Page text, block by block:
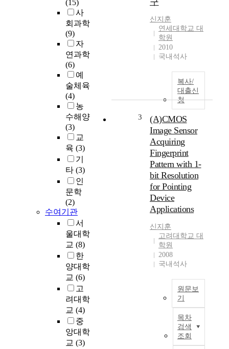
(15)
사
회과학
(9)
자
연과학
(6)
예
술체육
(4)
농
수해양
(3)
교
육 (3)
기
타 (3)
인
문학
(2)
수여기관
서
울대학
교 (8)
한
양대학
교 (6)
고
려대학
교 (4)
중
앙대학
교 (3)
신지훈
연세대학교 대
학원
2010
국내석사
복사/
대출신
청
3
(A)CMOS
Image Sensor
Acquiring
Fingerprint
Pattern with 1-
bit Resolution
for Pointing
Device
Applications
신지훈
고려대학교 대
학원
2008
국내석사
원문보
기
목차
검색
조회